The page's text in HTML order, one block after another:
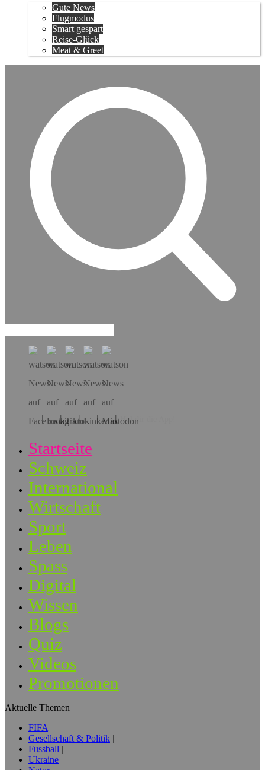
Gute News
Flugmodus
Smart gespart
Reise-Glück
Meat & Greet
Hol dir die App!
Startseite
Schweiz
International
Wirtschaft
Sport
Leben
Spass
Digital
Wissen
Blogs
Quiz
Videos
Promotionen
Aktuelle Themen
FIFA
Gesellschaft & Politik
Fussball
Ukraine